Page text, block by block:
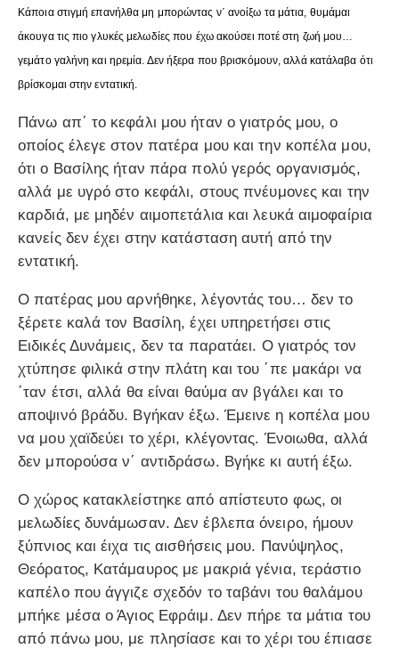
Κάποια στιγμή επανήλθα μη μπορώντας ν΄ ανοίξω τα μάτια, θυμάμαι
άκουγα τις πιο γλυκές μελωδίες που έχω ακούσει ποτέ στη ζωή μου…
γεμάτο γαλήνη και ηρεμία. Δεν ήξερα που βρισκόμουν, αλλά κατάλαβα ότι
βρίσκομαι στην εντατική.
Πάνω απ΄ το κεφάλι μου ήταν ο γιατρός μου, ο
οποίος έλεγε στον πατέρα μου και την κοπέλα μου,
ότι ο Βασίλης ήταν πάρα πολύ γερός οργανισμός,
αλλά με υγρό στο κεφάλι, στους πνέυμονες και την
καρδιά, με μηδέν αιμοπετάλια και λευκά αιμοφαίρια
κανείς δεν έχει στην κατάσταση αυτή από την
εντατική.
Ο πατέρας μου αρνήθηκε, λέγοντάς του… δεν το
ξέρετε καλά τον Βασίλη, έχει υπηρετήσει στις
Ειδικές Δυνάμεις, δεν τα παρατάει. Ο γιατρός τον
χτύπησε φιλικά στην πλάτη και του ΄πε μακάρι να
΄ταν έτσι, αλλά θα είναι θαύμα αν βγάλει και το
αποψινό βράδυ. Βγήκαν έξω. Έμεινε η κοπέλα μου
να μου χαϊδεύει το χέρι, κλέγοντας. Ένοιωθα, αλλά
δεν μπορούσα ν΄ αντιδράσω. Βγήκε κι αυτή έξω.
Ο χώρος κατακλείστηκε από απίστευτο φως, οι
μελωδίες δυνάμωσαν. Δεν έβλεπα όνειρο, ήμουν
ξύπνιος και έιχα τις αισθήσεις μου. Πανύψηλος,
Θεόρατος, Κατάμαυρος με μακριά γένια, τεράστιο
καπέλο που άγγιζε σχεδόν το ταβάνι του θαλάμου
μπήκε μέσα ο Άγιος Εφράιμ. Δεν πήρε τα μάτια του
από πάνω μου, με πλησίασε και το χέρι του έπιασε